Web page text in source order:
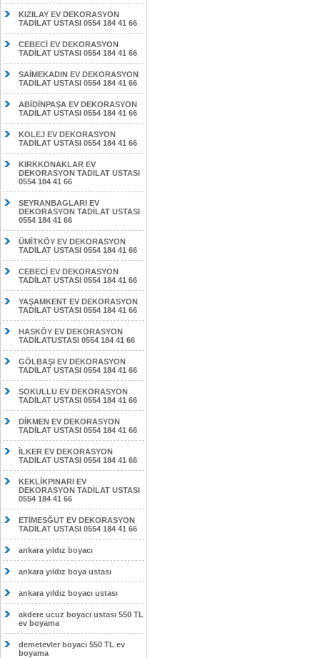
KIZILAY EV DEKORASYON
TADİLAT USTASI 0554 184 41 66
CEBECİ EV DEKORASYON
TADİLAT USTASI 0554 184 41 66
SAİMEKADIN EV DEKORASYON
TADİLAT USTASI 0554 184 41 66
ABİDİNPAŞA EV DEKORASYON
TADİLAT USTASI 0554 184 41 66
KOLEJ EV DEKORASYON
TADİLAT USTASI 0554 184 41 66
KIRKKONAKLAR EV
DEKORASYON TADİLAT USTASI
0554 184 41 66
SEYRANBAGLARI EV
DEKORASYON TADİLAT USTASI
0554 184 41 66
ÜMİTKÖY EV DEKORASYON
TADİLAT USTASI 0554 184 41 66
CEBECİ EV DEKORASYON
TADİLAT USTASI 0554 184 41 66
YAŞAMKENT EV DEKORASYON
TADİLAT USTASI 0554 184 41 66
HASKÖY EV DEKORASYON
TADİLATUSTASI 0554 184 41 66
GÖLBAŞI EV DEKORASYON
TADİLAT USTASI 0554 184 41 66
SOKULLU EV DEKORASYON
TADİLAT USTASI 0554 184 41 66
DİKMEN EV DEKORASYON
TADİLAT USTASI 0554 184 41 66
İLKER EV DEKORASYON
TADİLAT USTASI 0554 184 41 66
KEKLİKPINARI EV
DEKORASYON TADİLAT USTASI
0554 184 41 66
ETİMESĞUT EV DEKORASYON
TADİLAT USTASI 0554 184 41 66
ankara yıldız boyacı
ankara yıldız boya ustası
ankara yıldız boyacı ustası
akdere ucuz boyacı ustası 550 TL
ev boyama
demetevler boyacı 550 TL ev
boyama